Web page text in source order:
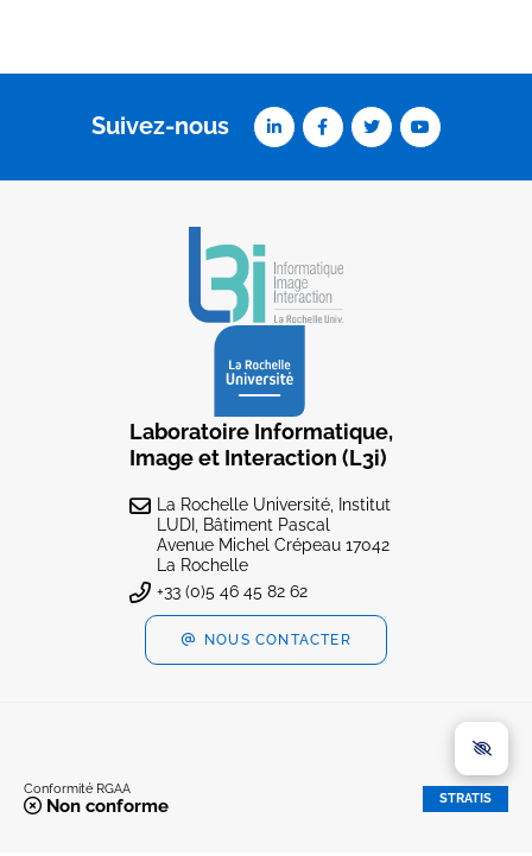
Suivez-nous
Laboratoire Informatique,
Image et Interaction (L3i)
La Rochelle Université, Institut
LUDI, Bâtiment Pascal
Avenue Michel Crépeau 17042
La Rochelle
+33 (0)5 46 45 82 62
NOUS CONTACTER
Conformité RGAA
Non conforme STRATIS